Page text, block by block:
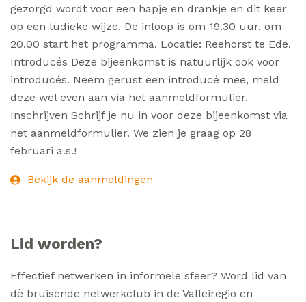
gezorgd wordt voor een hapje en drankje en dit keer
op een ludieke wijze. De inloop is om 19.30 uur, om
20.00 start het programma. Locatie: Reehorst te Ede.
Introducés Deze bijeenkomst is natuurlijk ook voor
introducés. Neem gerust een introducé mee, meld
deze wel even aan via het aanmeldformulier.
Inschrijven Schrijf je nu in voor deze bijeenkomst via
het aanmeldformulier. We zien je graag op 28
februari a.s.!
Bekijk de aanmeldingen
Lid worden?
Effectief netwerken in informele sfeer? Word lid van
dè bruisende netwerkclub in de Valleiregio en